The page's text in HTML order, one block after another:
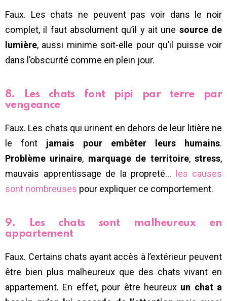
Faux. Les chats ne peuvent pas voir dans le noir
complet, il faut absolument qu’il y ait une source de
lumière, aussi minime soit-elle pour qu’il puisse voir
dans l’obscurité comme en plein jour.
8. Les chats font pipi par terre par
vengeance
Faux. Les chats qui urinent en dehors de leur litière ne
le font jamais pour embêter leurs humains.
Problème urinaire, marquage de territoire,stress,
mauvais apprentissage de la propreté… les causes
sont nombreuses pour expliquer ce comportement.
9. Les chats sont malheureux en
appartement
Faux. Certains chats ayant accès à l’extérieur peuvent
être bien plus malheureux que des chats vivant en
appartement. En effet, pour être heureux un chat a